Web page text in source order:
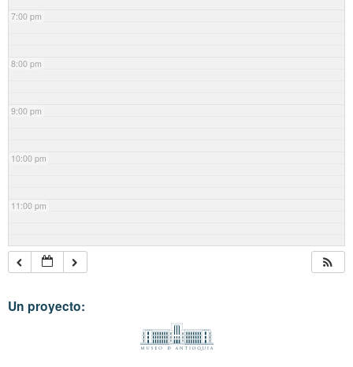
7:00 pm
8:00 pm
9:00 pm
10:00 pm
11:00 pm
Un proyecto: